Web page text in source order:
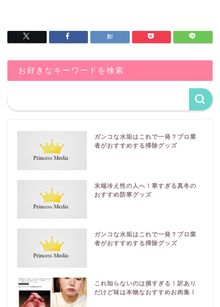
お好きなキーワードを検索
ガンコな水垢はこれで一発？プロ業
者がおすすめする掃除グッズ
末端冷え性の人へ！寒すぎる真冬の
おすすめ防寒グッズ
ガンコな水垢はこれで一発？プロ業
者がおすすめする掃除グッズ
これ知らないのは損すぎる！訳あり
だけど味は本物なおすすめお肉集！